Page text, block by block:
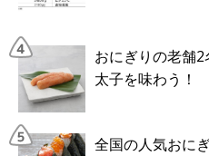
おにぎりの老舗
太子を味わう！
全国の人気おに